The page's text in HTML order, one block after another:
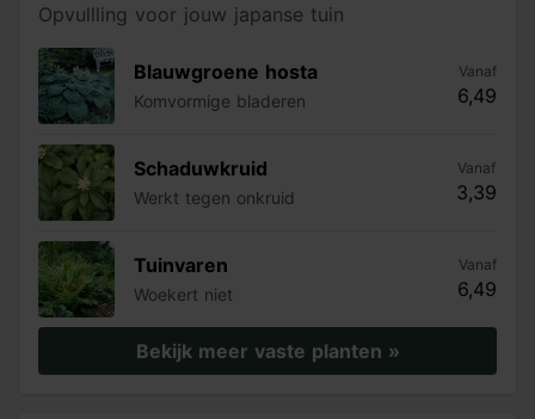
Opvullling voor jouw japanse tuin
Blauwgroene hosta
Komvormige bladeren
Vanaf
6,49
Schaduwkruid
Werkt tegen onkruid
Vanaf
3,39
Tuinvaren
Woekert niet
Vanaf
6,49
Bekijk meer vaste planten »